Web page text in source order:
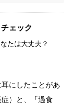
ェック
たは大丈夫？
にしたことがあ
）と、「過食